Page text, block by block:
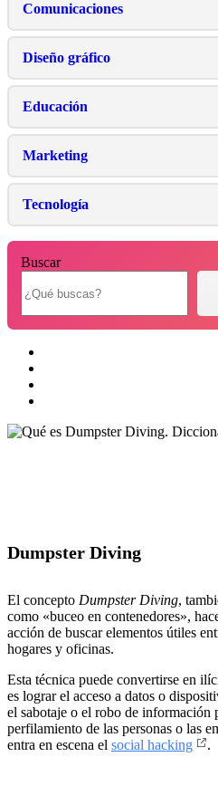
Comunicaciones
Diseño gráfico
Educación
Marketing
Tecnología
Buscar
Dumpster Diving
El concepto Dumpster Diving,
como «buceo en contenedores»,
acción de buscar elementos útiles
hogares y oficinas.
Esta técnica puede convertirse en
es lograr el acceso a datos o
el sabotaje o el robo de información
perfilamiento de las personas o las
entra en escena el social hacking .